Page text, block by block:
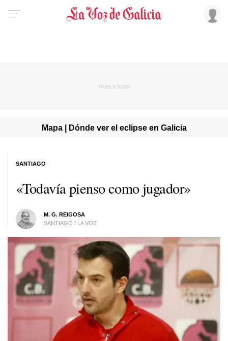
Mapa | Dónde ver el eclipse en Galicia
«Todavía pienso como jugador»
M. G. REIGOSA
SANTIAGO / LA VOZ
SANTIAGO